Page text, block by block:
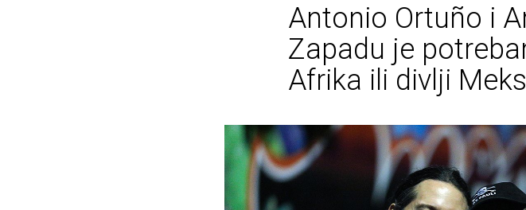
Antonio Ortuño i
Zapadu je
Afrika ili divlji